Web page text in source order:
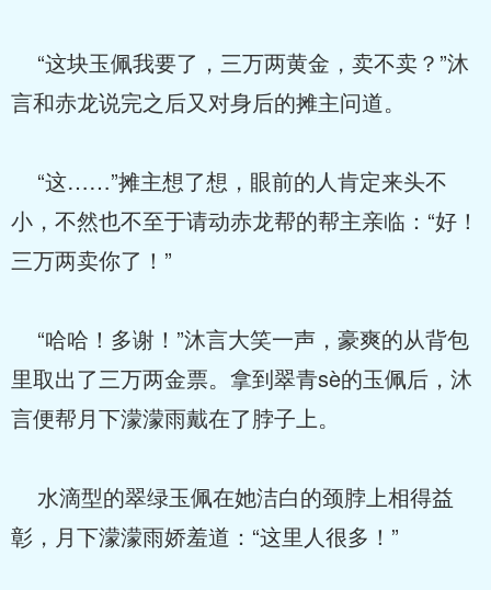
“这块玉佩我要了，三万两黄金，卖不卖？”沐
言和赤龙说完之后又对身后的摊主问道。
“这……”摊主想了想，眼前的人肯定来头不
小，不然也不至于请动赤龙帮的帮主亲临：“好！
三万两卖你了！”
“哈哈！多谢！”沐言大笑一声，豪爽的从背包
里取出了三万两金票。拿到翠青sè的玉佩后，沐
言便帮月下濛濛雨戴在了脖子上。
水滴型的翠绿玉佩在她洁白的颈脖上相得益
彰，月下濛濛雨娇羞道：“这里人很多！”